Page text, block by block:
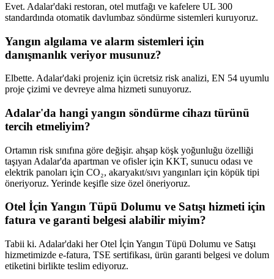
Evet. Adalar'daki restoran, otel mutfağı ve kafelere UL 300
standardında otomatik davlumbaz söndürme sistemleri kuruyoruz.
Yangın algılama ve alarm sistemleri için
danışmanlık veriyor musunuz?
Elbette. Adalar'daki projeniz için ücretsiz risk analizi, EN 54 uyumlu
proje çizimi ve devreye alma hizmeti sunuyoruz.
Adalar'da hangi yangın söndürme cihazı türünü
tercih etmeliyim?
Ortamın risk sınıfına göre değişir. ahşap köşk yoğunluğu özelliği
taşıyan Adalar'da apartman ve ofisler için KKT, sunucu odası ve
elektrik panoları için CO₂, akaryakıt/sıvı yangınları için köpük tipi
öneriyoruz. Yerinde keşifle size özel öneriyoruz.
Otel İçin Yangın Tüpü Dolumu ve Satışı hizmeti için
fatura ve garanti belgesi alabilir miyim?
Tabii ki. Adalar'daki her Otel İçin Yangın Tüpü Dolumu ve Satışı
hizmetimizde e-fatura, TSE sertifikası, ürün garanti belgesi ve dolum
etiketini birlikte teslim ediyoruz.